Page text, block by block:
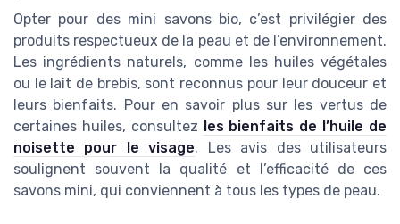
Opter pour des mini savons bio, c’est privilégier des
produits respectueux de la peau et de l’environnement.
Les ingrédients naturels, comme les huiles végétales
ou le lait de brebis, sont reconnus pour leur douceur et
leurs bienfaits. Pour en savoir plus sur les vertus de
certaines huiles, consultez
les bienfaits de l’huile de
noisette pour le visage. Les avis des utilisateurs
soulignent souvent la qualité et l’efficacité de ces
savons mini, qui conviennent à tous les types de peau.